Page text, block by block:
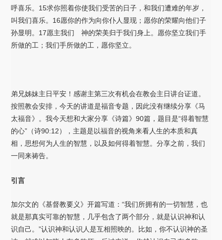
呼喜乐。15求你照着你使我们受苦的日子，和我们遭难的年岁，
叫我们喜乐。16愿你的作为向你仆人显现；愿你的荣耀向他们子
孙显明。17愿主我们 神的荣美归于我们身上。愿你坚立我们手
所做的工；我们手所做的工，愿你坚立。
弟兄姊妹主日平安！感谢主第三次有机会在教会主日讲台证道。
按照教会安排，今天的讲道是福音专题，因此没有继续分享《马
太福音》。我今天想和大家分享《诗篇》90篇，题目是“得着智慧
的心”（诗90:12），主题是以福音的视角来看人生的本质和真
相，思想何为人生的智慧，以及如何得着智慧。分享之前，我们
一同来祷告。
引言
加尔文的《基督教要义》开篇写道：“我们所拥有的一切智慧，也
就是那真实可靠的智慧，几乎包含了两个部分，就是认识神和认
识自己。”认识神和认识人是互相照映的。比如，你不认识神的圣